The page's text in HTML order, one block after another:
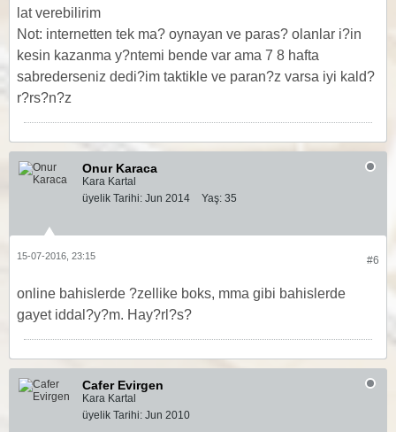
lat verebilirim
Not: internetten tek ma? oynayan ve paras? olanlar i?in
kesin kazanma y?ntemi bende var ama 7 8 hafta
sabrederseniz dedi?im taktikle ve paran?z varsa iyi kald?
r?rs?n?z
Onur Karaca
Kara Kartal
üyelik Tarihi: Jun 2014 Yaş: 35
#6
15-07-2016, 23:15
online bahislerde ?zellike boks, mma gibi bahislerde
gayet iddal?y?m. Hay?rl?s?
Cafer Evirgen
Kara Kartal
üyelik Tarihi: Jun 2010